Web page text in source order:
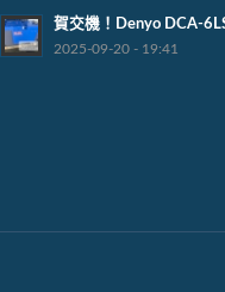
賀交機！Denyo DCA-
2025-09-20 - 19:41